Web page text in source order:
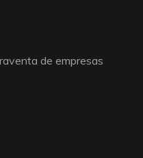
de empresas